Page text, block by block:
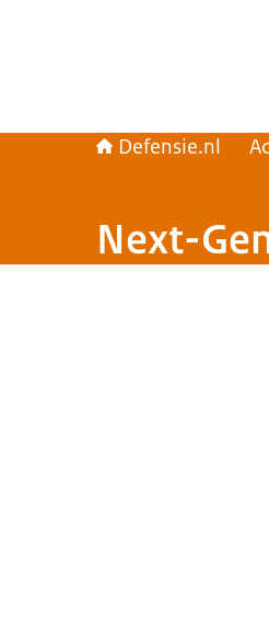
Defensie.nl
Next-